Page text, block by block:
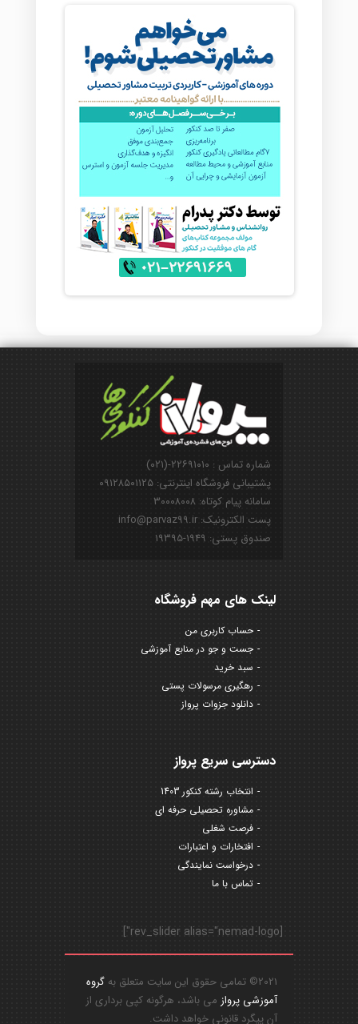
شماره تماس : ۲۲۶۹۱۰۱۰-(۰۲۱)
پشتیبانی فروشگاه اینترنتی: ۰۹۱۲۸۵۰۱۱۲۵
سامانه پیام کوتاه: ۳۰۰۰۸۰۰۸
پست الکترونیک: info@parvaz99.ir
صندوق پستی: ۱۹۴۹-۱۹۳۹۵
لینک های مهم فروشگاه
حساب کاربری من
جست و جو در منابع آموزشی
سبد خرید
رهگیری مرسولات پستی
دانلود جزوات پرواز
دسترسی سریع پرواز
انتخاب رشته کنکور 1403
مشاوره تحصیلی حرفه ای
فرصت شغلی
افتخارات و اعتبارات
درخواست نمایندگی
تماس با ما
[rev_slider alias="nemad-logo"]
2021© تمامی حقوق این سایت متعلق به
گروه
آموزشی پرواز می باشد، هرگونه کپی برداری از
آن پیگرد قانونی خواهد داشت.